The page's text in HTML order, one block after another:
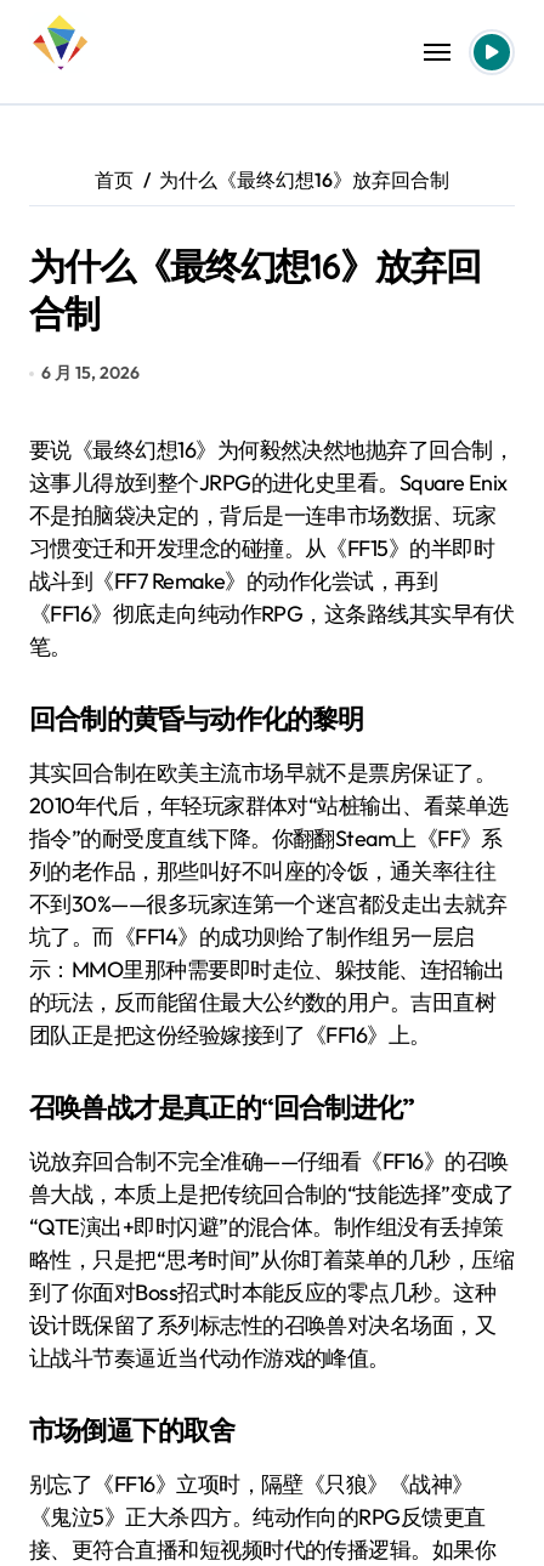
首页 为什么《最终幻想16》放弃回合制
为什么《最终幻想16》放弃回
合制
6 月 15, 2026
要说《最终幻想16》为何毅然决然地抛弃了回合制，
这事儿得放到整个JRPG的进化史里看。Square Enix
不是拍脑袋决定的，背后是一连串市场数据、玩家
习惯变迁和开发理念的碰撞。从《FF15》的半即时
战斗到《FF7 Remake》的动作化尝试，再到
《FF16》彻底走向纯动作RPG，这条路线其实早有伏
笔。
回合制的黄昏与动作化的黎明
其实回合制在欧美主流市场早就不是票房保证了。
2010年代后，年轻玩家群体对“站桩输出、看菜单选
指令”的耐受度直线下降。你翻翻Steam上《FF》系
列的老作品，那些叫好不叫座的冷饭，通关率往往
不到30%——很多玩家连第一个迷宫都没走出去就弃
坑了。而《FF14》的成功则给了制作组另一层启
示：MMO里那种需要即时走位、躲技能、连招输出
的玩法，反而能留住最大公约数的用户。吉田直树
团队正是把这份经验嫁接到了《FF16》上。
召唤兽战才是真正的“回合制进化”
说放弃回合制不完全准确——仔细看《FF16》的召唤
兽大战，本质上是把传统回合制的“技能选择”变成了
“QTE演出+即时闪避”的混合体。制作组没有丢掉策
略性，只是把“思考时间”从你盯着菜单的几秒，压缩
到了你面对Boss招式时本能反应的零点几秒。这种
设计既保留了系列标志性的召唤兽对决名场面，又
让战斗节奏逼近当代动作游戏的峰值。
市场倒逼下的取舍
别忘了《FF16》立项时，隔壁《只狼》《战神》
《鬼泣5》正大杀四方。纯动作向的RPG反馈更直
接、更符合直播和短视频时代的传播逻辑。如果你